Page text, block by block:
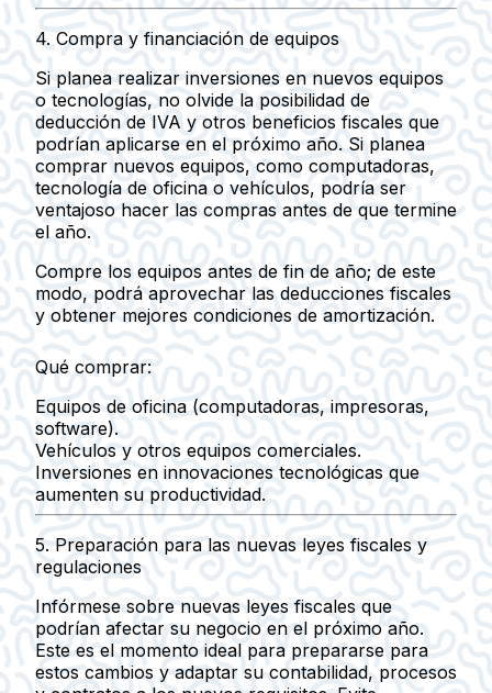
4. Compra y financiación de equipos
Si planea realizar inversiones en nuevos equipos
o tecnologías, no olvide la posibilidad de
deducción de IVA y otros beneficios fiscales que
podrían aplicarse en el próximo año. Si planea
comprar nuevos equipos, como computadoras,
tecnología de oficina o vehículos, podría ser
ventajoso hacer las compras antes de que termine
el año.
Compre los equipos antes de fin de año; de este
modo, podrá aprovechar las deducciones fiscales
y obtener mejores condiciones de amortización.
Qué comprar:
Equipos de oficina (computadoras, impresoras,
software).
Vehículos y otros equipos comerciales.
Inversiones en innovaciones tecnológicas que
aumenten su productividad.
5. Preparación para las nuevas leyes fiscales y
regulaciones
Infórmese sobre nuevas leyes fiscales que
podrían afectar su negocio en el próximo año.
Este es el momento ideal para prepararse para
estos cambios y adaptar su contabilidad, procesos